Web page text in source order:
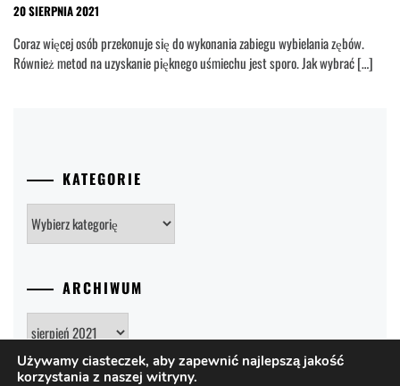
20 SIERPNIA 2021
Coraz więcej osób przekonuje się do wykonania zabiegu wybielania zębów.
Również metod na uzyskanie pięknego uśmiechu jest sporo. Jak wybrać […]
KATEGORIE
ARCHIWUM
Używamy ciasteczek, aby zapewnić najlepszą jakość
korzystania z naszej witryny.